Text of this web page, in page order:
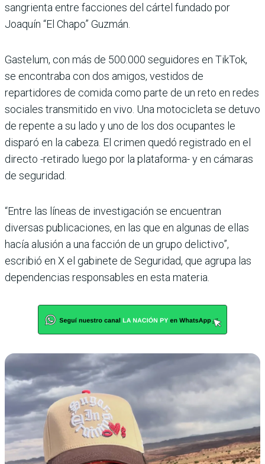
sangrienta entre facciones del cártel fundado por
Joaquín “El Chapo” Guzmán.
Gastelum, con más de 500.000 seguidores en TikTok,
se encontraba con dos amigos, vestidos de
repartidores de comida como parte de un reto en redes
sociales transmitido en vivo. Una motocicleta se detuvo
de repente a su lado y uno de los dos ocupantes le
disparó en la cabeza. El crimen quedó registrado en el
directo -retirado luego por la plataforma- y en cámaras
de seguridad.
“Entre las líneas de investigación se encuentran
diversas publicaciones, en las que en algunas de ellas
hacía alusión a una facción de un grupo delictivo”,
escribió en X el gabinete de Seguridad, que agrupa las
dependencias responsables en esta materia.